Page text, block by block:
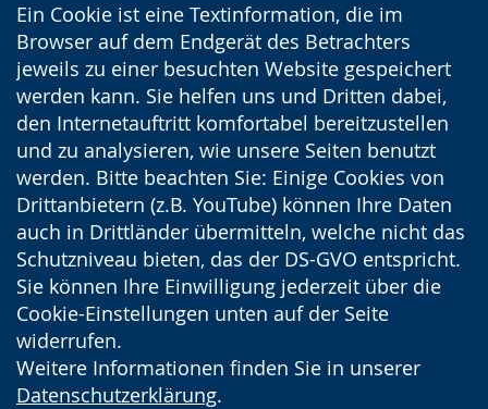
Ein Cookie ist eine Textinformation, die im
Browser auf dem Endgerät des Betrachters
jeweils zu einer besuchten Website gespeichert
werden kann. Sie helfen uns und Dritten dabei,
den Internetauftritt komfortabel bereitzustellen
und zu analysieren, wie unsere Seiten benutzt
werden. Bitte beachten Sie: Einige Cookies von
Drittanbietern (z.B. YouTube) können Ihre Daten
auch in Drittländer übermitteln, welche nicht das
Schutzniveau bieten, das der DS-GVO entspricht.
Sie können Ihre Einwilligung jederzeit über die
Cookie-Einstellungen unten auf der Seite
widerrufen.
Weitere Informationen finden Sie in unserer
Datenschutzerklärung.